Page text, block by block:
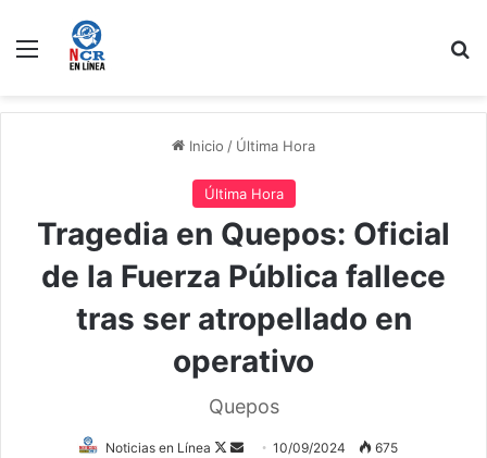
Menú
Inicio / Última Hora
Última Hora
Tragedia en Quepos: Oficial
de la Fuerza Pública fallece
tras ser atropellado en
operativo
Quepos
Noticias en Línea
Follow
Send10/09/2024 675